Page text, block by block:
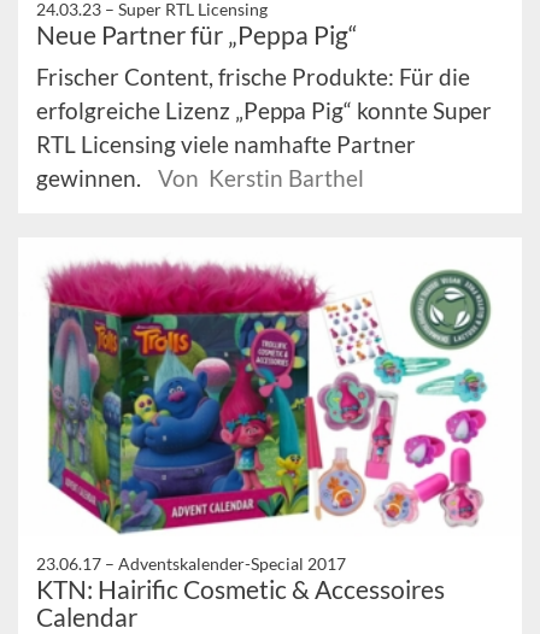
24.03.23 – Super RTL Licensing
Neue Partner für „Peppa Pig“
Frischer Content, frische Produkte: Für die
erfolgreiche Lizenz „Peppa Pig“ konnte Super
RTL Licensing viele namhafte Partner
gewinnen.
Von Kerstin Barthel
23.06.17 – Adventskalender-Special 2017
KTN: Hairific Cosmetic & Accessoires
Calendar